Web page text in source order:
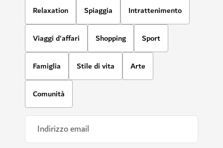
Relaxation Spiaggia Intrattenimento
Viaggi d'affari Shopping Sport
Famiglia Stile di vita Arte
Comunità